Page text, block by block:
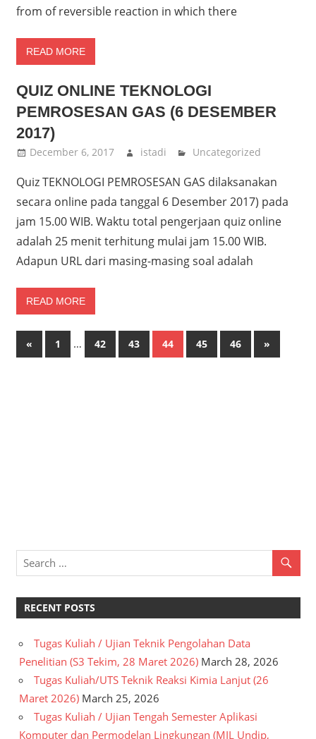
from of reversible reaction in which there
READ MORE
QUIZ ONLINE TEKNOLOGI
PEMROSESAN GAS (6 DESEMBER
2017)
December 6, 2017 istadi Uncategorized
Quiz TEKNOLOGI PEMROSESAN GAS dilaksanakan
secara online pada tanggal 6 Desember 2017) pada
jam 15.00 WIB. Waktu total pengerjaan quiz online
adalah 25 menit terhitung mulai jam 15.00 WIB.
Adapun URL dari masing-masing soal adalah
READ MORE
Posts
«Previous
Posts
1 … 42 43 44 45 46
Next
Posts
»
RECENT POSTS
Tugas Kuliah / Ujian Teknik Pengolahan Data
Penelitian (S3 Tekim, 28 Maret 2026) March 28, 2026
Tugas Kuliah/UTS Teknik Reaksi Kimia Lanjut (26
Maret 2026) March 25, 2026
Tugas Kuliah / Ujian Tengah Semester Aplikasi
Komputer dan Permodelan Lingkungan (MIL Undip,